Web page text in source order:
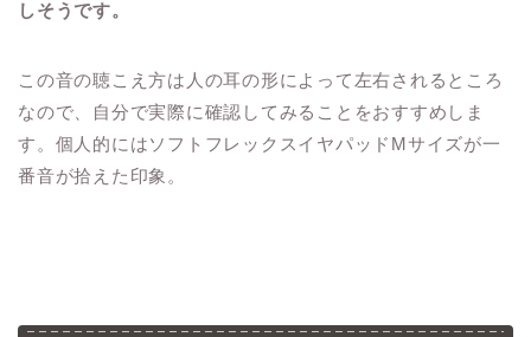
しそうです。
この音の聴こえ方は人の耳の形によって左右されるところ
なので、自分で実際に確認してみることをおすすめしま
す。個人的にはソフトフレックスイヤパッドMサイズが一
番音が拾えた印象。